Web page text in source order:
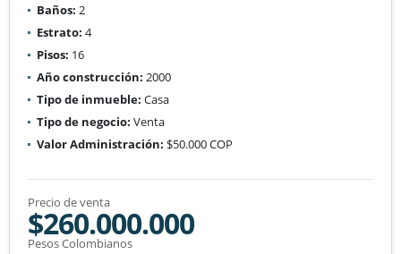
Baños: 2
Estrato: 4
Pisos: 16
Año construcción: 2000
Tipo de inmueble: Casa
Tipo de negocio: Venta
Valor Administración: $50.000 COP
Precio de venta
$260.000.000
Pesos Colombianos